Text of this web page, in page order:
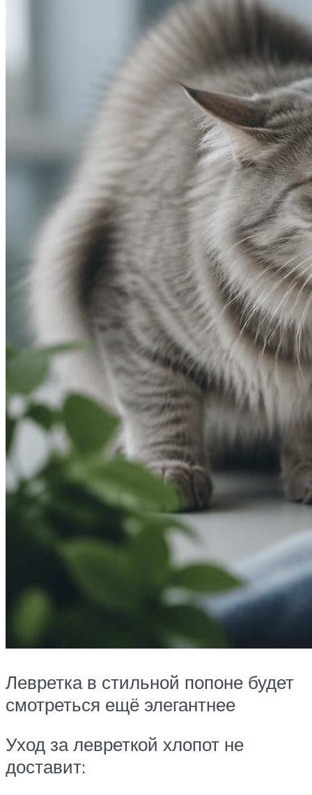
Левретка в стильной попоне будет
смотреться ещё элегантнее
Уход за левреткой хлопот не
доставит: